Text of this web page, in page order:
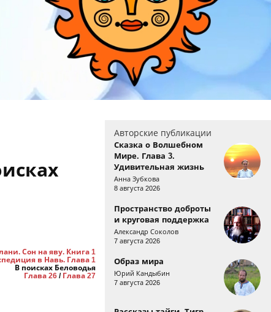
Сон на яву. Книга 1
в Навь. Глава 1
В поисках Беловодья
Глава 26 / Глава 27
Авторские публикации
Сказка о Волшебном
Мире. Глава 3.
Удивительная жизнь
Анна Зубкова
8 августа 2026
Пространство доброты
и круговая поддержка
Александр Соколов
7 августа 2026
Образ мира
Юрий Кандыбин
7 августа 2026